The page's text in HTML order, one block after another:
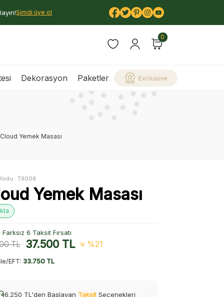
Şimdi üye ol
0
Dekorasyon Paketler Exclusive
Cloud Yemek Masası
:T9008
Yemek Masası
6 Taksit Fırsatı
TL 37.500TL %21
EFT: 33.750 TL
6.250 TL'den Başlayan Taksit Seçenekleri